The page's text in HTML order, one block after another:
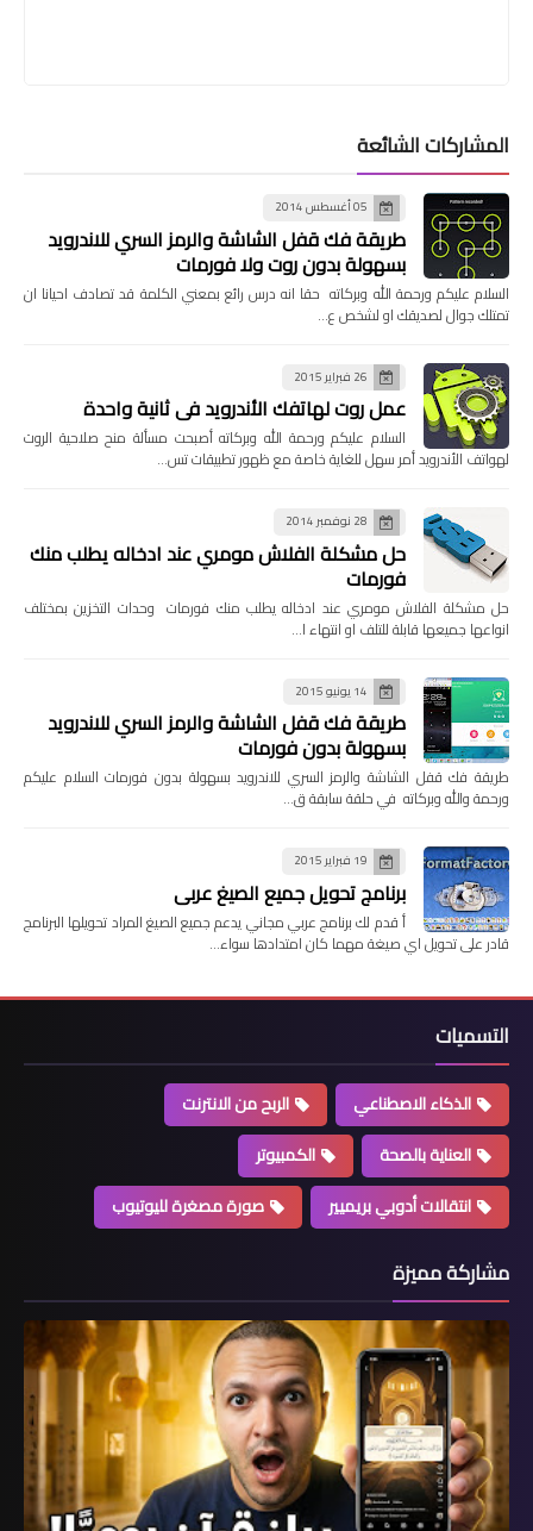
المشاركات الشائعة
05 أغسطس 2014
طريقة فك قفل الشاشة والرمز السري للاندرويد
بسهولة بدون روت ولا فورمات
السلام عليكم ورحمة الله وبركاته حقا انه درس رائع بمعني الكلمة قد تصادف احيانا ان
تمتلك جوال لصديقك او لشخص ع…
26 فبراير 2015
عمل روت لهاتفك الأندرويد في ثانية واحدة
السلام عليكم ورحمة الله وبركاته أصبحت مسألة منح صلاحية الروت
لهواتف الأندرويد أمر سهل للغاية خاصة مع ظهور تطبيقات تس…
28 نوفمبر 2014
حل مشكلة الفلاش مومري عند ادخاله يطلب منك
فورمات
حل مشكلة الفلاش مومري عند ادخاله يطلب منك فورمات وحدات التخزين بمختلف
انواعها جميعها قابلة للتلف او انتهاء ا…
14 يونيو 2015
طريقة فك قفل الشاشة والرمز السري للاندرويد
بسهولة بدون فورمات
طريقة فك قفل الشاشة والرمز السري للاندرويد بسهولة بدون فورمات السلام عليكم
ورحمة والله وبركاته في حلقة سابقة ق…
19 فبراير 2015
برنامج تحويل جميع الصيغ عربي
أ قدم لك برنامج عربي مجاني يدعم جميع الصيغ المراد تحويلها البرنامج
قادر على تحويل اي صيغة مهما كان امتدادها سواء…
التسميات
الذكاء الاصطناعي
الربح من الانترنت
العناية بالصحة
الكمبيوتر
انتقالات أدوبي بريميير
صورة مصغرة لليوتيوب
مشاركة مميزة